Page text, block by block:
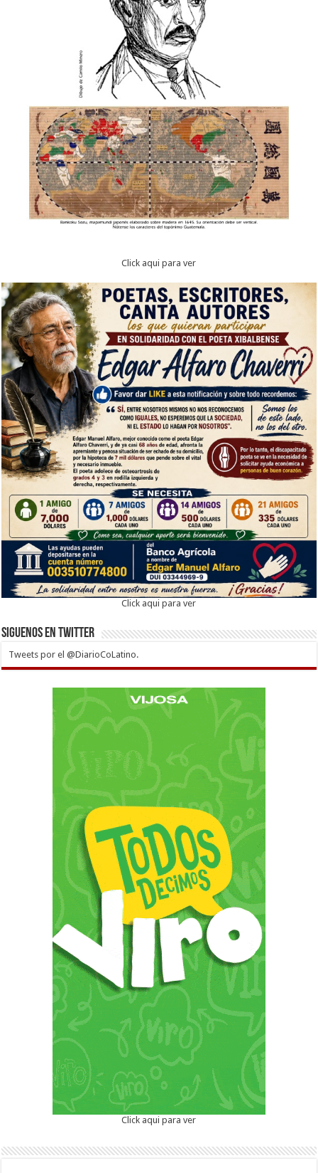
Click aqui para ver
Click aqui para ver
Siguenos en twitter
Tweets por el @DiarioCoLatino.
Click aqui para ver